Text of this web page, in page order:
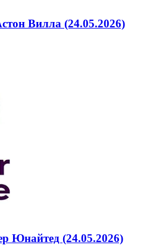
Вилла (24.05.2026)
Юнайтед (24.05.2026)